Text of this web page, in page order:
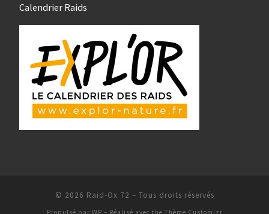
Calendrier Raids
© 2026 Raid-Ox 72 – Tous droits réservés